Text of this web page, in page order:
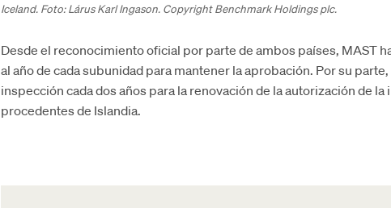
Iceland. Foto: Lárus Karl Ingason. Copyright Benchmark Holdings plc.
Desde el reconocimiento oficial por parte de ambos países, MAST
al año de cada subunidad para mantener la aprobación. Por su
inspección cada dos años para la renovación de la autorización de
procedentes de Islandia.